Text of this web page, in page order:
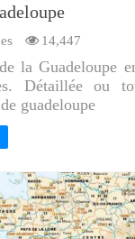
14,447
la Guadeloupe
Détaillée ou
guadeloupe